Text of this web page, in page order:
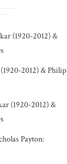
(1920-2012) &
2012) & Philip
(1920-2012) &
Payton: